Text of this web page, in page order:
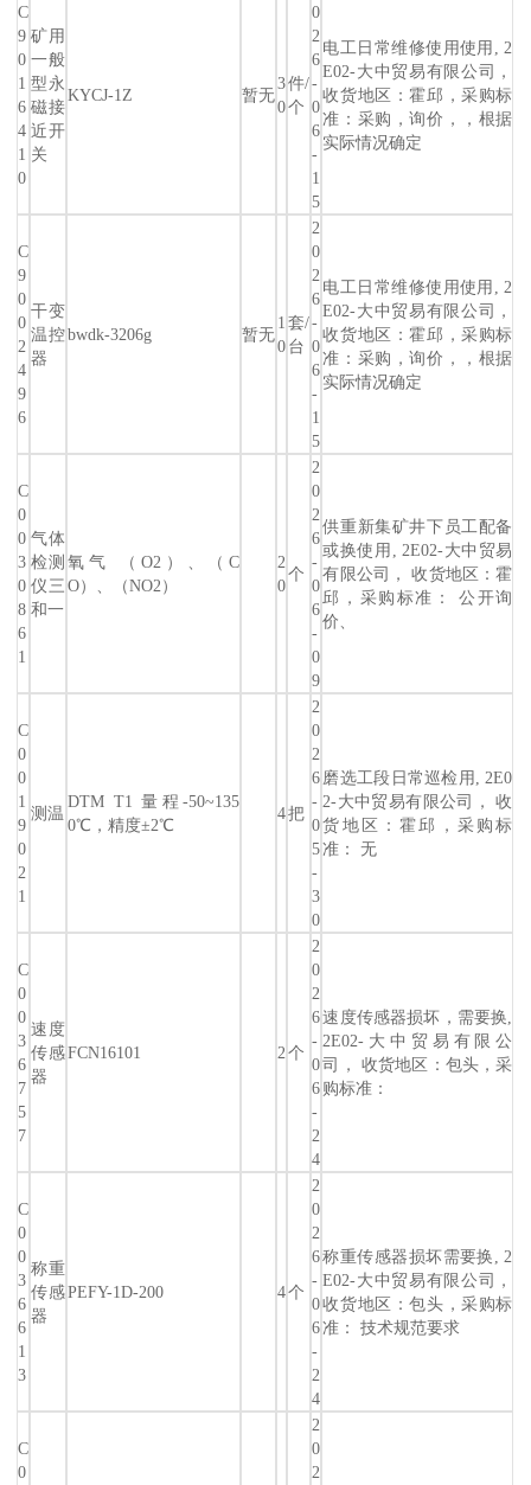
C
9
0
1
6
4
1
0
矿用
一般
型永
磁接
近开
关
KYCJ-1Z 暂无
3
0
件/
个
0
2
6
-
0
6
-
1
5
电工日常维修使用使用, 2
E02-大中贸易有限公司，
收货地区：霍邱，采购标
准：采购，询价，，根据
实际情况确定
C
9
0
0
2
4
9
6
干变
温控
器
bwdk-3206g 暂无
1
0
套/
台
2
0
2
6
-
0
6
-
1
5
电工日常维修使用使用, 2
E02-大中贸易有限公司，
收货地区：霍邱，采购标
准：采购，询价，，根据
实际情况确定
C
0
0
3
0
8
6
1
气体
检测
仪三
和一
氧气 （O2）、（C
O）、（NO2）
2
0
个
2
0
2
6
-
0
6
-
0
9
供重新集矿井下员工配备
或换使用, 2E02-大中贸易
有限公司， 收货地区：霍
邱，采购标准： 公开询
价、
C
0
0
1
9
0
2
1
测温
DTM T1 量程-50~135
0℃，精度±2℃
4把
2
0
2
6
-
0
5
-
3
0
磨选工段日常巡检用, 2E0
2-大中贸易有限公司， 收
货地区：霍邱，采购标
准： 无
C
0
0
3
6
7
5
7
速度
传感
器
FCN16101 2个
2
0
2
6
-
0
6
-
2
4
速度传感器损坏，需要换,
2E02-大中贸易有限公
司， 收货地区：包头，采
购标准：
C
0
0
3
6
6
1
3
称重
传感
器
PEFY-1D-200 4个
2
0
2
6
-
0
6
-
2
4
称重传感器损坏需要换, 2
E02-大中贸易有限公司，
收货地区：包头，采购标
准： 技术规范要求
C
0
2
0
2